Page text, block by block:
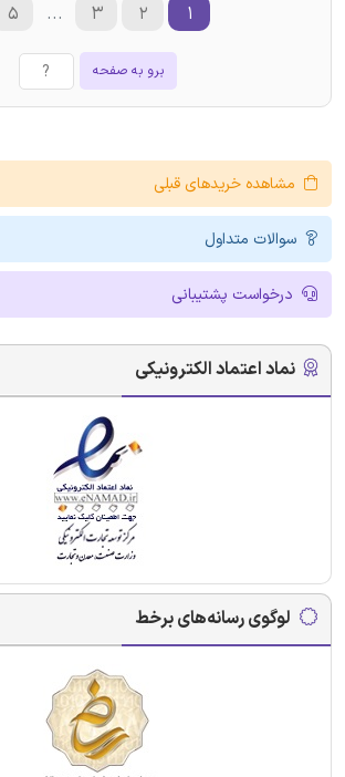
برو به صفحه
۱ ۲ ۳ ... ۵
مشاهده خریدهای قبلی
سوالات متداول
درخواست پشتیبانی
نماد اعتماد الکترونیکی
لوگوی رسانه‌های برخط